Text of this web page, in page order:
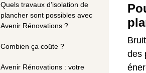
Quels travaux d’isolation de
plancher sont possibles avec
Avenir Rénovations ?
Combien ça coûte ?
Avenir Rénovations : votre
des